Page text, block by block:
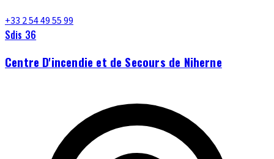
+33 2 54 49 55 99
Sdis 36
Centre D'incendie et de Secours de Niherne